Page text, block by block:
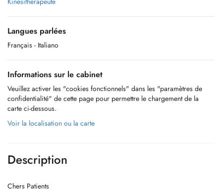
Langues parlées
Français - Italiano
Informations sur le cabinet
Veuillez activer les "cookies fonctionnels" dans les "paramètres de
confidentialité" de cette page pour permettre le chargement de la
carte ci-dessous.
Voir la localisation ou la carte
Description
Chers Patients